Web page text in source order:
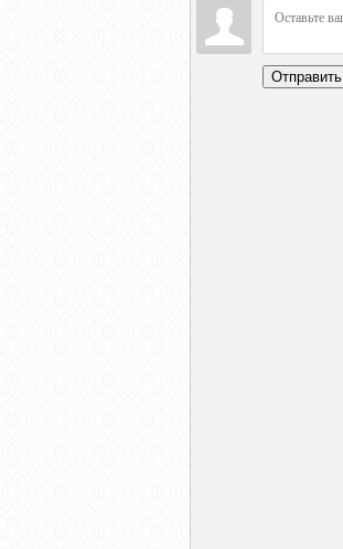
Отправить